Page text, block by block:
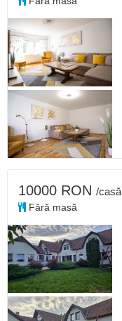
10000 RON /casă
Fără masă